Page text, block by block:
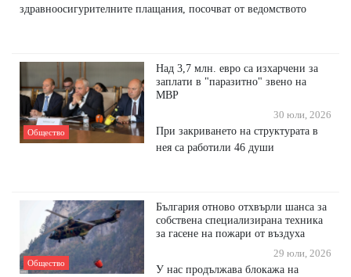
здравноосигурителните плащания, посочват от ведомството
Общество
Над 3,7 млн. евро са изхарчени за
заплати в "паразитно" звено на
МВР
30 юли, 2026
При закриването на структурата в
нея са работили 46 души
Общество
България отново отхвърли шанса за
собствена специализирана техника
за гасене на пожари от въздуха
29 юли, 2026
У нас продължава блокажа на